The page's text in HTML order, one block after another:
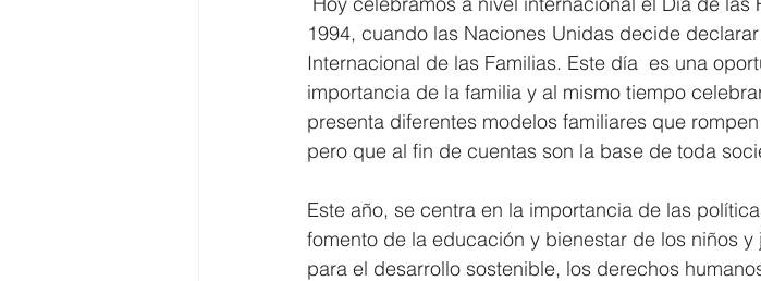
1994, cuando las Naciones Unidas decide
Internacional de las Familias. Este día  es una
importancia de la familia y al mismo tiempo
presenta diferentes modelos familiares que
pero que al fin de cuentas son la base de toda
Este año, se centra en la importancia de las
fomento de la educación y bienestar de los niños
para el desarrollo sostenible, los derechos